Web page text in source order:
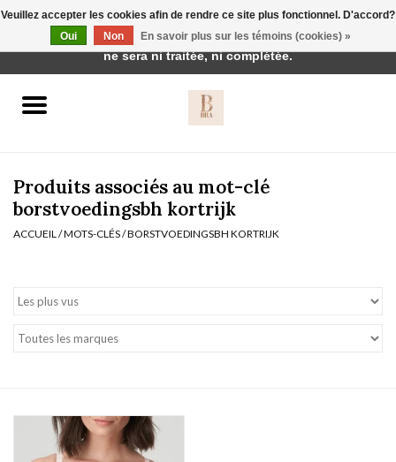
vêtements de nuit
Homewear
Lingerie-accessoires
Produits associés au mot-clé
borstvoedingsbh kortrijk
ACCUEIL /MOTS-CLÉS/BORSTVOEDINGSBH KORTRIJK
Veuillez accepter les cookies afin de rendre ce site plus fonctionnel. D'accord?
Oui
Non En savoir plus sur les témoins (cookies) »
Cette boutique est en construction. Toute commande passée
ne sera ni traitée, ni complétée.